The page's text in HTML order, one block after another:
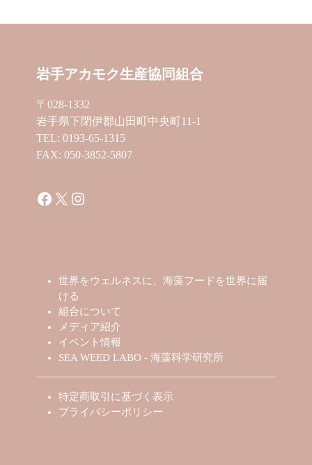
岩手アカモク生産協同組合
〒028-1332
岩手県下閉伊郡山田町中央町11-1
TEL: 0193-65-1315
FAX: 050-3852-5807
Facebook
X Instagram
世界をウェルネスに、海藻フードを世界に届
ける
組合について
メディア紹介
イベント情報
SEA WEED LABO - 海藻科学研究所
特定商取引に基づく表示
プライバシーポリシー